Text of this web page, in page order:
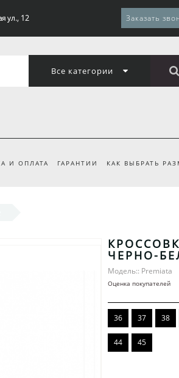
ул., 12 Заказать
Все категории
И ОПЛАТА ГАРАНТИИ КАК ВЫБРАТЬ
ЧЕРНО-
Модель:: Premiata
Оценка покупателей
36 37 38
44 45